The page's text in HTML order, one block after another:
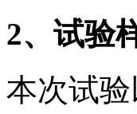
2、试验
本次试